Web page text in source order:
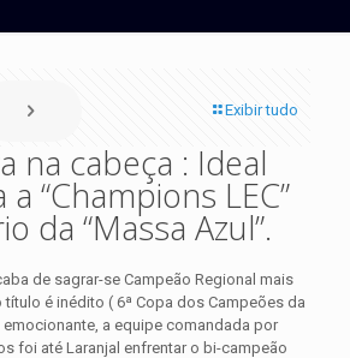
Exibir tudo
na cabeça : Ideal
“Champions LEC”
da “Massa Azul”.
de sagrar-se Campeão Regional mais
título é inédito ( 6ª Copa dos Campeões da
emocionante, a equipe comandada por
foi até Laranjal enfrentar o bi-campeão